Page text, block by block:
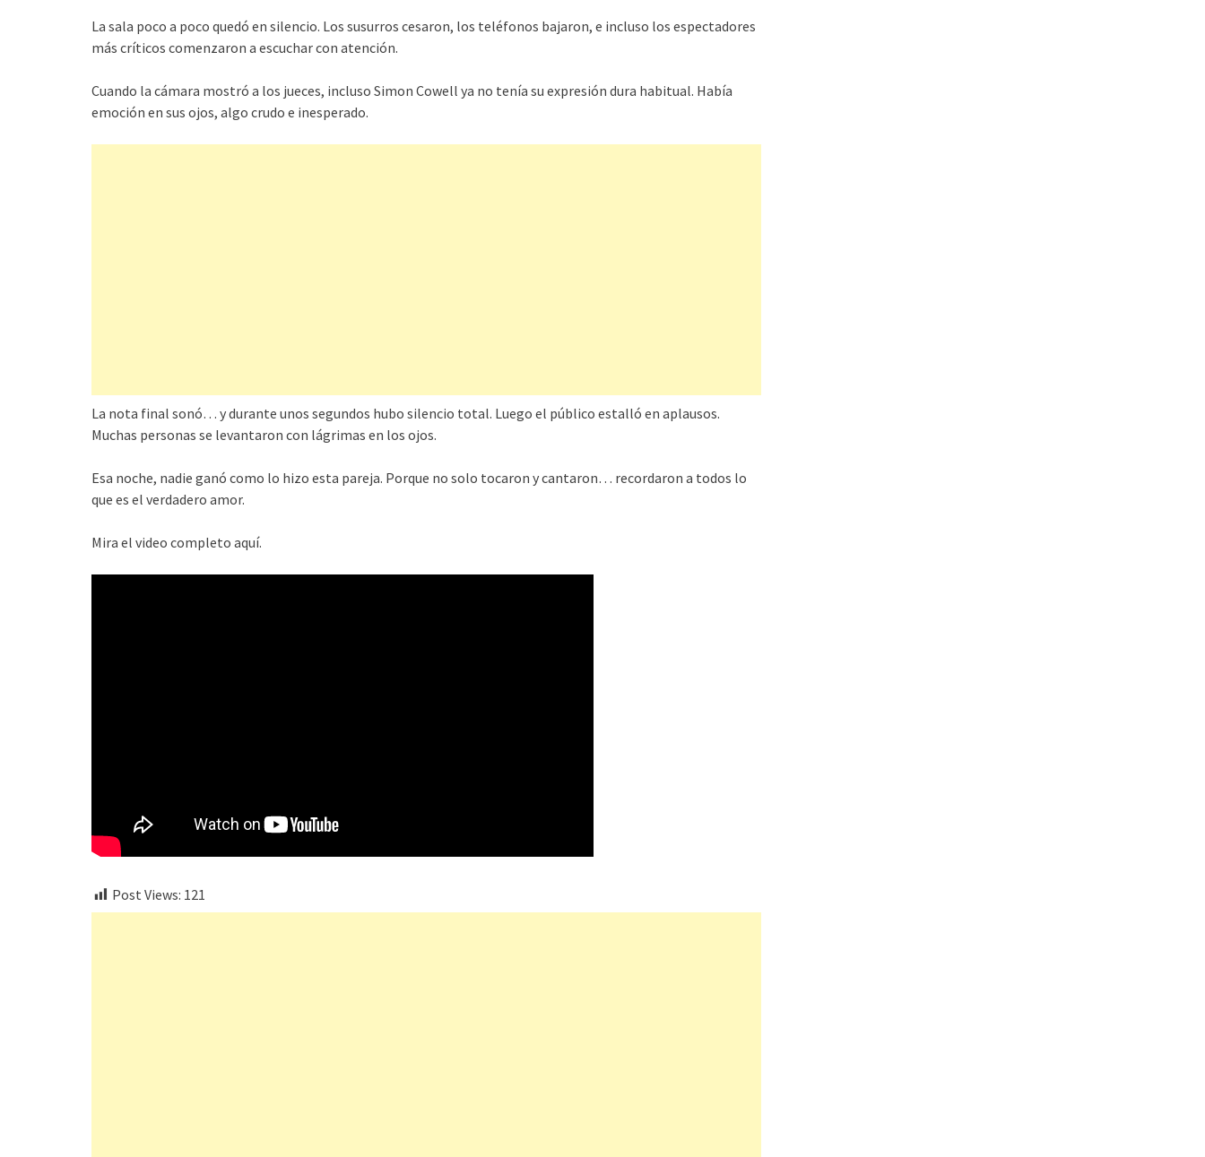
La sala poco a poco quedó en silencio. Los susurros cesaron, los teléfonos bajaron, e incluso los espectadores
más críticos comenzaron a escuchar con atención.
Cuando la cámara mostró a los jueces, incluso Simon Cowell ya no tenía su expresión dura habitual. Había
emoción en sus ojos, algo crudo e inesperado.
La nota final sonó… y durante unos segundos hubo silencio total. Luego el público estalló en aplausos.
Muchas personas se levantaron con lágrimas en los ojos.
Esa noche, nadie ganó como lo hizo esta pareja. Porque no solo tocaron y cantaron… recordaron a todos lo
que es el verdadero amor.
Mira el video completo aquí.
Post Views: 121